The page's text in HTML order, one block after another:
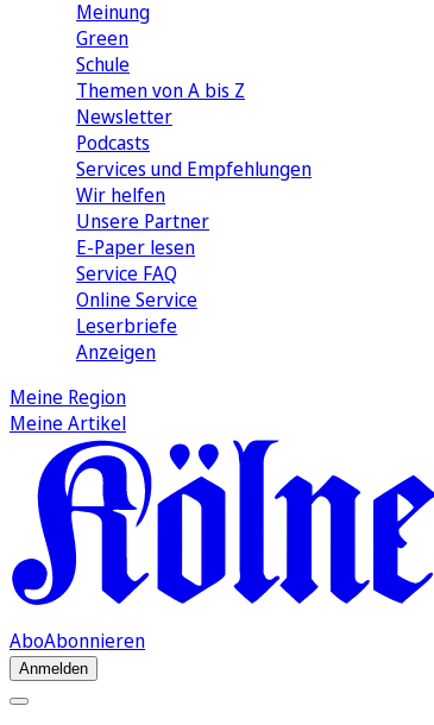
Meinung
Green
Schule
Themen von A bis Z
Newsletter
Podcasts
Services und Empfehlungen
Wir helfen
Unsere Partner
E-Paper lesen
Service FAQ
Online Service
Leserbriefe
Anzeigen
Meine Region
Meine Artikel
AboAbonnieren
Anmelden